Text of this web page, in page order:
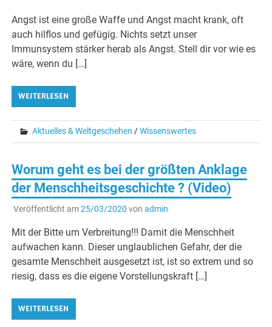
Angst ist eine große Waffe und Angst macht krank, oft
auch hilflos und gefügig. Nichts setzt unser
Immunsystem stärker herab als Angst. Stell dir vor wie es
wäre, wenn du […]
WEITERLESEN
Aktuelles & Weltgeschehen /Wissenswertes
Worum geht es bei der größten Anklage
der Menschheitsgeschichte ? (Video)
Veröffentlicht am25/03/2020 von admin
Mit der Bitte um Verbreitung!!! Damit die Menschheit
aufwachen kann. Dieser unglaublichen Gefahr, der die
gesamte Menschheit ausgesetzt ist, ist so extrem und so
riesig, dass es die eigene Vorstellungskraft […]
WEITERLESEN